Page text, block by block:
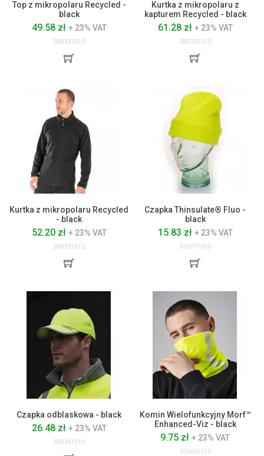
Top z mikropolaru Recycled -
black
49.58 zł + 23% VAT
280331013
Kurtka z mikropolaru z
kapturem Recycled - black
61.28 zł + 23% VAT
283331012
Kurtka z mikropolaru Recycled
- black
52.20 zł + 23% VAT
284331012
Czapka Thinsulate® Fluo -
black
15.83 zł + 23% VAT
310771010
Czapka odblaskowa - black
26.48 zł + 23% VAT
335341010
Komin Wielofunkcyjny Morf™
Enhanced-Viz - black
9.75 zł + 23% VAT
335691010